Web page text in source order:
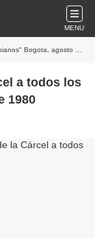
MENU
agosto 7 de 1980
a todos los
1980